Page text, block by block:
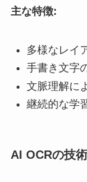
主な特徴:
多様なレイ
手書き文字
文脈理解に
継続的な学
AI OCRの技